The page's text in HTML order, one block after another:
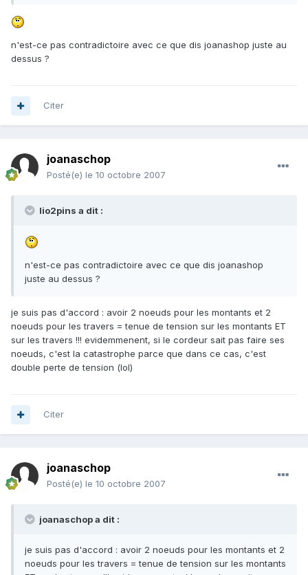
n'est-ce pas contradictoire avec ce que dis joanashop juste au
dessus ?
Citer
joanaschop
Posté(e) le 10 octobre 2007
lio2pins a dit :
n'est-ce pas contradictoire avec ce que dis joanashop
juste au dessus ?
je suis pas d'accord : avoir 2 noeuds pour les montants et 2
noeuds pour les travers = tenue de tension sur les montants ET
sur les travers !!! evidemmenent, si le cordeur sait pas faire ses
noeuds, c'est la catastrophe parce que dans ce cas, c'est
double perte de tension (lol)
Citer
joanaschop
Posté(e) le 10 octobre 2007
joanaschop a dit :
je suis pas d'accord : avoir 2 noeuds pour les montants et 2
noeuds pour les travers = tenue de tension sur les montants